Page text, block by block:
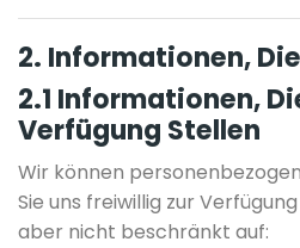
2. Informationen,
2.1 Informationen,
Verfügung Stellen
Wir können
Sie uns freiwillig zur
aber nicht beschränkt auf: